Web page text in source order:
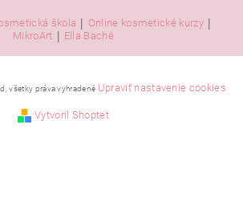
škola | Online kosmetické kurzy |
MikroArt | Ella Baché
všetky práva vyhradené Upraviť nastavenie cookies
Vytvoril Shoptet